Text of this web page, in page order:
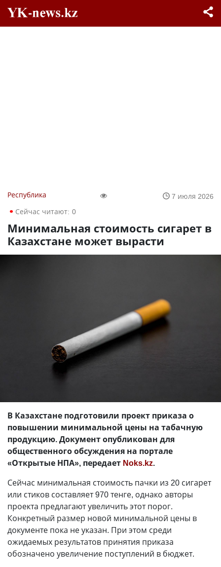
Республика
7 июля 2026
Сейчас читают: 0
Минимальная стоимость сигарет в
Казахстане может вырасти
В Казахстане подготовили проект приказа о
повышении минимальной цены на табачную
продукцию. Документ опубликован для
общественного обсуждения на портале
«Открытые НПА», передает Noks.kz.
Сейчас минимальная стоимость пачки из 20 сигарет
или стиков составляет 970 тенге, однако авторы
проекта предлагают увеличить этот порог.
Конкретный размер новой минимальной цены в
документе пока не указан. При этом среди
ожидаемых результатов принятия приказа
обозначено увеличение поступлений в бюджет.